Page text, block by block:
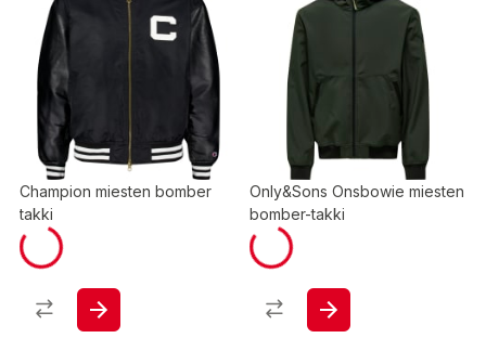
Champion miesten bomber
takki
Only&Sons Onsbowie miesten
bomber-takki